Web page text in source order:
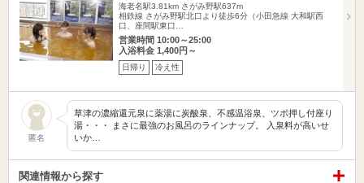
海老名駅3.81km さがみ野駅637m
相鉄線 さがみ野駅北口より徒歩6分（小田急線 大和駅西
口、座間駅東口…
営業時間 10:00～25:00
入浴料金 1,400円～
日帰り 冷え性
匿名
草津の濃縮還元泉に薬湯に炭酸泉、不感温浴泉、ツボ押し付座り
湯・・・ まさに最強のお風呂のラインナップ。 入泉料が高いせ
いか…
関連情報から探す